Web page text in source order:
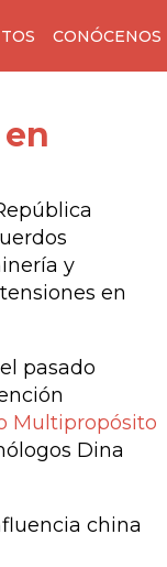
CONÓCENOS
y
en
pasado
Multipropósito
Dina